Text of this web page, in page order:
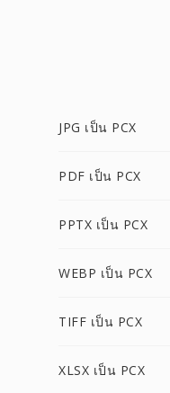
JPG เป็น PCX
PDF เป็น PCX
PPTX เป็น PCX
WEBP เป็น PCX
TIFF เป็น PCX
XLSX เป็น PCX